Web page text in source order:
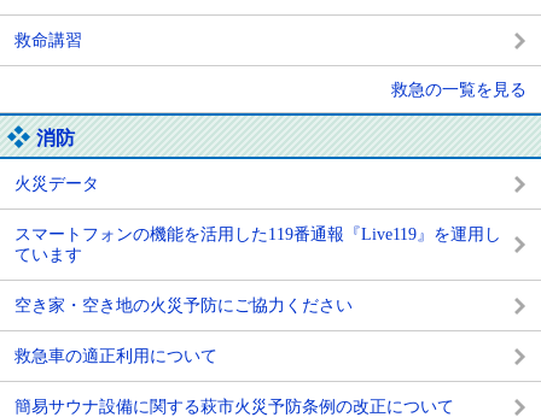
救命講習
救急の一覧を見る
消防
火災データ
スマートフォンの機能を活用した119番通報『Live119』を運用し
ています
空き家・空き地の火災予防にご協力ください
救急車の適正利用について
簡易サウナ設備に関する萩市火災予防条例の改正について